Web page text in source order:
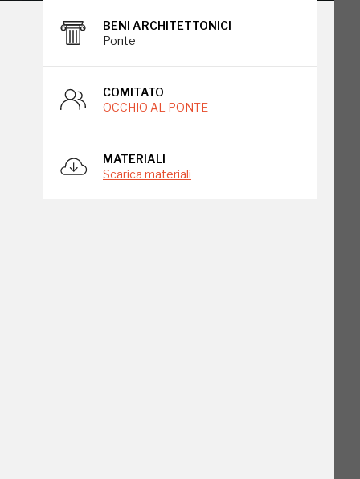
BENI ARCHITETTONICI
Ponte
COMITATO
OCCHIO AL PONTE
MATERIALI
Scarica materiali